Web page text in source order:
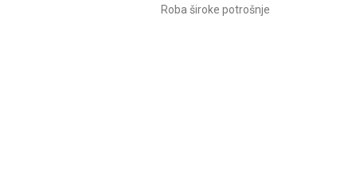
Roba široke potrošnje